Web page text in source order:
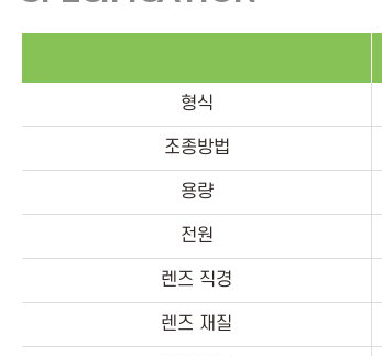
형식
조종방법
용량
전원
렌즈 직경
렌즈 재질